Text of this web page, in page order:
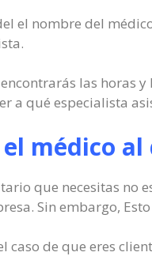
el nombre del
las horas
a qué especialista
el médico
que necesitas no
Sin embargo,
caso de que eres